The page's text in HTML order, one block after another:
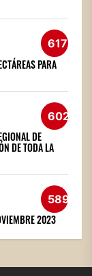
617
PARA
602
DE
DE TODA LA
589
2023